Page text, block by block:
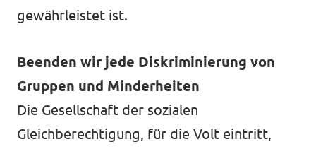
Transparenzregister
Impressum
gewährleistet ist.
Beenden wir jede Diskriminierung von
Gruppen und Minderheiten
Die Gesellschaft der sozialen
Gleichberechtigung, für die Volt eintritt,